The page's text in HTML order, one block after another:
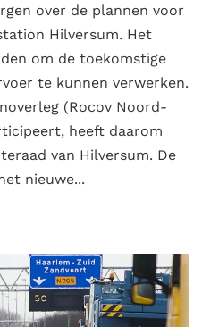
over de plannen voor
Hilversum. Het
om de toekomstige
te kunnen verwerken.
(Rocov Noord-
heeft daarom
van Hilversum. De
nieuwe...